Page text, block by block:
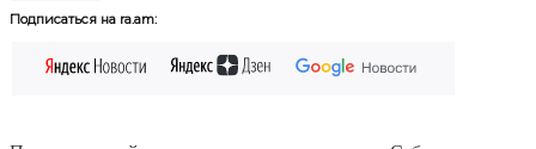
Подписаться на ra.am: